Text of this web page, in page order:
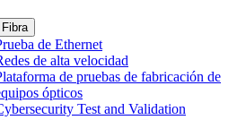
Fibra
de Ethernet
de alta velocidad
de pruebas de fabricación de
ópticos
Test and Validation